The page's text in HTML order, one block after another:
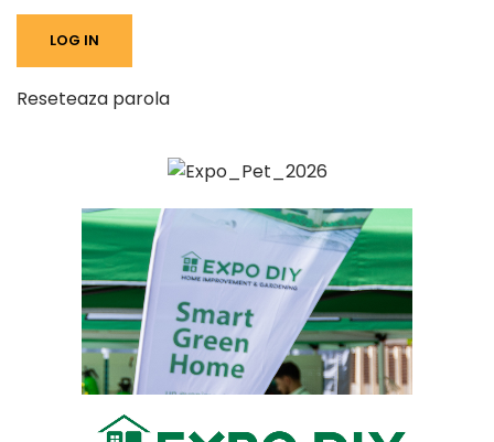
Reseteaza parola